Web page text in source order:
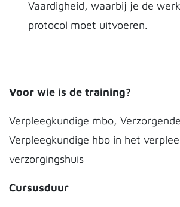
Vaardigheid, waarbij je de
protocol moet uitvoeren.
Voor wie is de training?
Verpleegkundige mbo,
Verpleegkundige hbo in het
verzorgingshuis
Cursusduur